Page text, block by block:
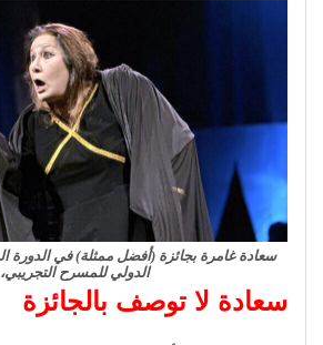
الدولي للمسرح التجريبي،
سعادة لا توصف بالجائزة